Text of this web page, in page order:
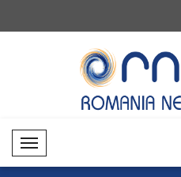
Mobil Menü